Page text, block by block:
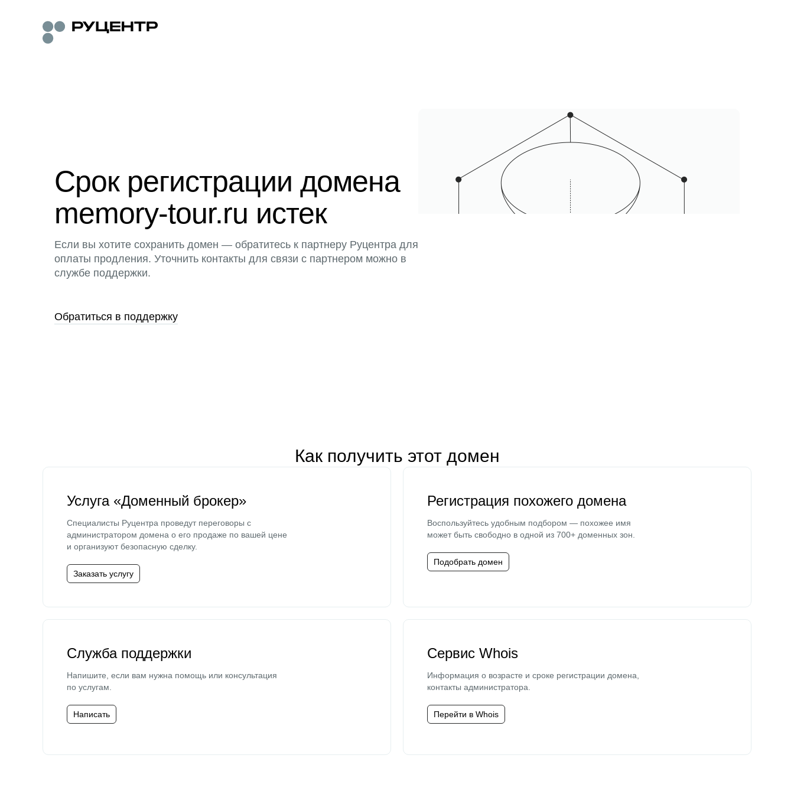
Срок регистрации домена
memory-tour.ru истек
Если вы хотите сохранить домен — обратитесь к партнеру Руцентра для
оплаты продления. Уточнить контакты для связи с партнером можно в
службе поддержки.
Обратиться в поддержку
Как получить этот домен
Услуга «Доменный брокер»
Специалисты Руцентра проведут переговоры с
администратором домена о его продаже по вашей цене
и организуют безопасную сделку.
Заказать услугу
Регистрация похожего домена
Воспользуйтесь удобным подбором — похожее имя
может быть свободно в одной из 700+ доменных зон.
Подобрать домен
Служба поддержки
Напишите, если вам нужна помощь или консультация
по услугам.
Написать
Сервис Whois
Информация о возрасте и сроке регистрации домена,
контакты администратора.
Перейти в Whois